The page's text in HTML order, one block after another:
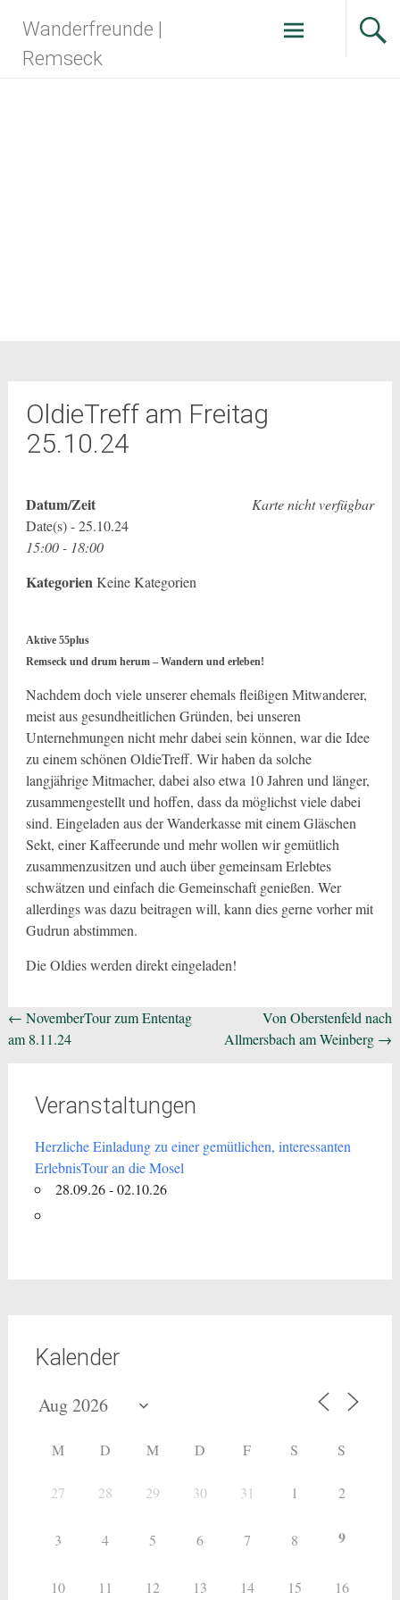
Inhalt
springen
Wanderfreunde |
Remseck
OldieTreff am Freitag
25.10.24
Karte nicht verfügbar
Datum/Zeit
Date(s) - 25.10.24
15:00 - 18:00
KategorienKeine Kategorien
Aktive 55plus
Remseck und drum herum – Wandern und erleben!
Nachdem doch viele unserer ehemals fleißigen Mitwanderer,
meist aus gesundheitlichen Gründen, bei unseren
Unternehmungen nicht mehr dabei sein können, war die Idee
zu einem schönen OldieTreff. Wir haben da solche
langjährige Mitmacher, dabei also etwa 10 Jahren und länger,
zusammengestellt und hoffen, dass da möglichst viele dabei
sind. Eingeladen aus der Wanderkasse mit einem Gläschen
Sekt, einer Kaffeerunde und mehr wollen wir gemütlich
zusammenzusitzen und auch über gemeinsam Erlebtes
schwätzen und einfach die Gemeinschaft genießen. Wer
allerdings was dazu beitragen will, kann dies gerne vorher mit
Gudrun abstimmen.
Die Oldies werden direkt eingeladen!
Beitragsnavigation
← NovemberTour zum Ententag
am 8.11.24
Von Oberstenfeld nach
Allmersbach am Weinberg →
Veranstaltungen
Herzliche Einladung zu einer gemütlichen, interessanten
ErlebnisTour an die Mosel
28.09.26 - 02.10.26
Kalender
M D M D F S S
27 28 29 30 31 1 2
3 4 5 6 7 8 9
10 11 12 13 14 15 16